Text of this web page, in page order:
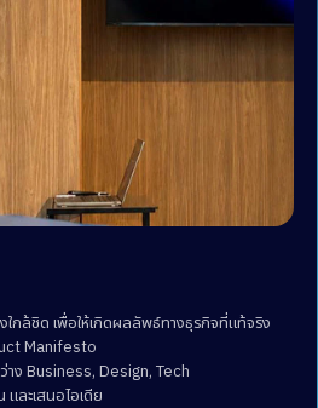
กล้ชิด เพื่อให้เกิดผลลัพธ์ทางธุรกิจที่แท้จริง
Manifesto
าง Business, Design, Tech
ละเสนอไอเดีย